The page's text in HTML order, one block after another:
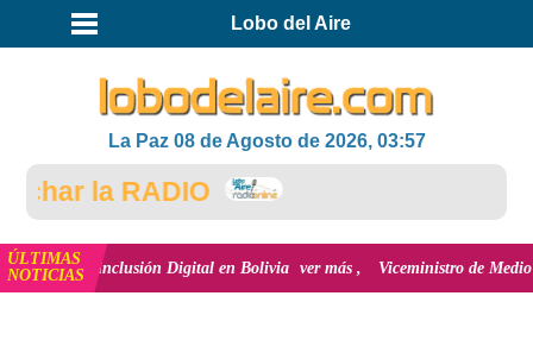
Lobo del Aire
La Paz 08 de Agosto de 2026, 03:57
la RADIO
ÚLTIMAS
NOTICIAS
la inclusión Digital en Bolivia ver más Viceministro de Medio